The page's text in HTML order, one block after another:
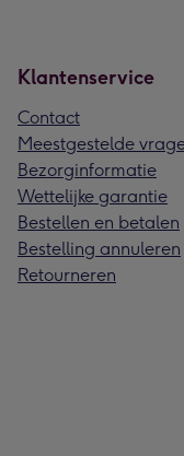
Klantenservice
Contact
Meestgestelde
Bezorginformatie
Wettelijke garantie
Bestellen en betalen
Bestelling annuleren
Retourneren